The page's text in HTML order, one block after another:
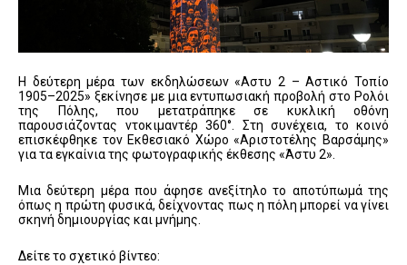
Η δεύτερη μέρα των εκδηλώσεων«Αστυ 2 – Αστικό Τοπίο
1905–2025» ξεκίνησε με μια εντυπωσιακή προβολή στο Ρολόι
της Πόλης, που μετατράπηκε σε κυκλική οθόνη
παρουσιάζοντας ντοκιμαντέρ 360°. Στη συνέχεια, το κοινό
επισκέφθηκε τον Εκθεσιακό Χώρο «Αριστοτέλης Βαρσάμης»
για τα εγκαίνια της φωτογραφικής έκθεσης «Άστυ 2».
Μια δεύτερη μέρα που άφησε ανεξίτηλο το αποτύπωμά της
όπως η πρώτη φυσικά, δείχνοντας πως η πόλη μπορεί να γίνει
σκηνή δημιουργίας και μνήμης.
Δείτε το σχετικό βίντεο: